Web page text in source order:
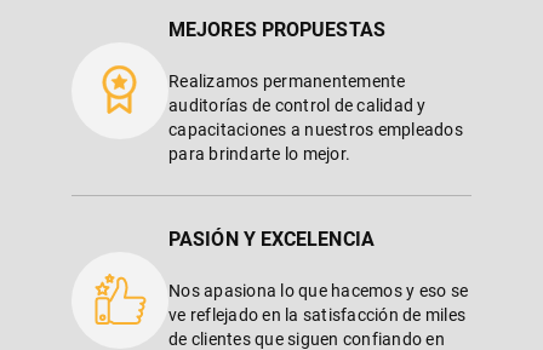
MEJORES PROPUESTAS
Realizamos permanentemente
auditorías de control de calidad y
capacitaciones a nuestros empleados
para brindarte lo mejor.
PASIÓN Y EXCELENCIA
Nos apasiona lo que hacemos y eso se
ve reflejado en la satisfacción de miles
de clientes que siguen confiando en